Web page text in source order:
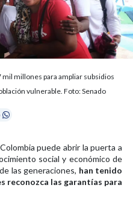
millones para ampliar subsidios
vulnerable. Foto: Senado
puede abrir la puerta a
social y económico de
las generaciones, han tenido
reconozca las garantías para